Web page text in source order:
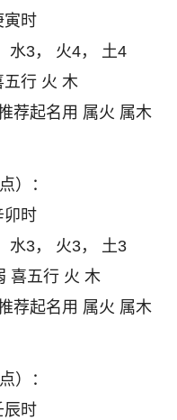
寅时
水3， 火4， 土4
五行 火 木
荐起名用 属火 属木
）：
卯时
水3， 火3， 土3
喜五行 火 木
荐起名用 属火 属木
）：
辰时